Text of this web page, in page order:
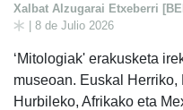
Xalbat Alzugarai Etxeberri
| 8 de Julio 2026
‘Mitologiak' erakusketa
museoan. Euskal
Hurbileko, Afrikako eta